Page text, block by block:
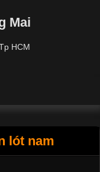
Mai
HCM
lót nam